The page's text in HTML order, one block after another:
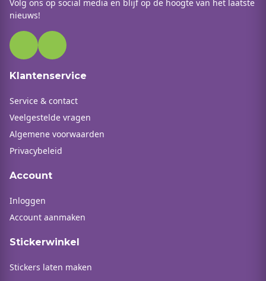
Volg ons op social media en blijf op de hoogte van het laatste
nieuws!
Klantenservice
Service & contact
Veelgestelde vragen
Algemene voorwaarden
Privacybeleid
Account
Inloggen
Account aanmaken
Stickerwinkel
Stickers laten maken